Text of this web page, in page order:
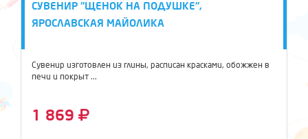
СУВЕНИР "ЩЕНОК НА ПОДУШКЕ",
ЯРОСЛАВСКАЯ МАЙОЛИКА
Сувенир изготовлен из глины, расписан красками, обожжен в
печи и покрыт ...
1 869